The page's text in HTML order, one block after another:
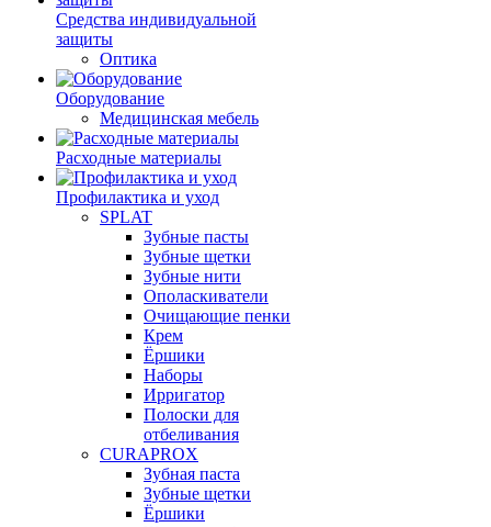
Средства индивидуальной
защиты
Оптика
Оборудование
Медицинская мебель
Расходные материалы
Профилактика и уход
SPLAT
Зубные пасты
Зубные щетки
Зубные нити
Ополаскиватели
Очищающие пенки
Крем
Ёршики
Наборы
Ирригатор
Полоски для
отбеливания
CURAPROX
Зубная паста
Зубные щетки
Ёршики